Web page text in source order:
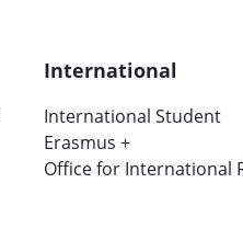
International
International Student
Erasmus +
Office for International